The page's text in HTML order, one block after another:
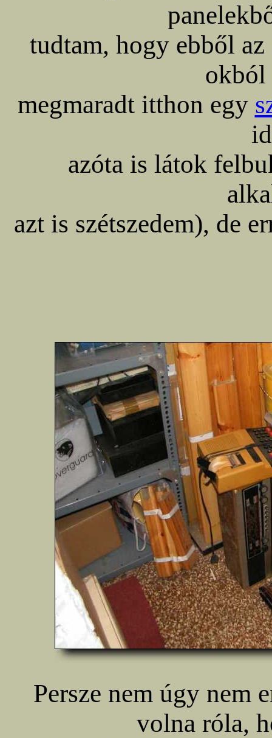
tudtam, hogy ebből
megmaradt itthon egy
azóta is látok
azt is szétszedem), de
Persze nem úgy nem
volna róla,